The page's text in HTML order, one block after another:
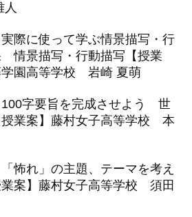
人
に使って学ぶ情景描写・行
情景描写・行動描写【授業
学園高等学校 岩崎 夏萌
字要旨を完成させよう 世
授業案】藤村女子高等学校 本
れ」の主題、テーマを考え
案】藤村女子高等学校 須田